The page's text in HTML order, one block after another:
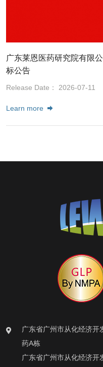
广东莱恩医药研究院有限
标公告
Release Date： 2026-07-11
Learn more
广东省广州市从化经济开
药A栋
广东省广州市从化经济开